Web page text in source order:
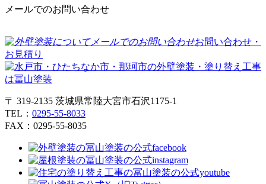
メールでのお問い合わせ
お問い合わせ・
お見積り
〒 319-2135 茨城県常陸大宮市石沢1175-1
TEL： 0295-55-8033
FAX：0295-55-8035